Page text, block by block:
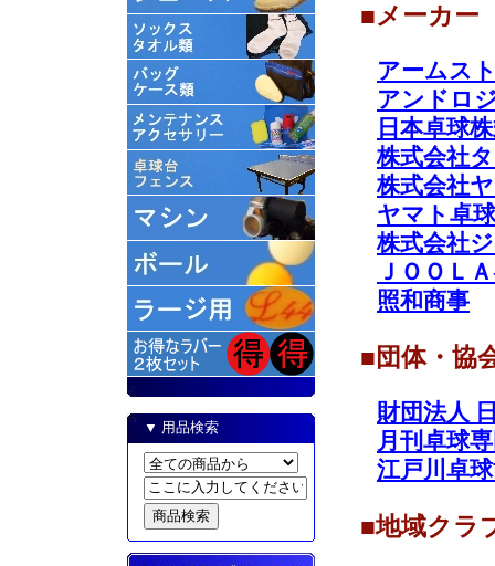
▼ 用品検索
■メーカー
アームス
アンドロ
日本卓球
株式会社
株式会社
ヤマト卓
株式会社
ＪＯＯＬ
照和商事
■団体・協
財団法人
月刊卓球
江戸川卓
■地域クラ